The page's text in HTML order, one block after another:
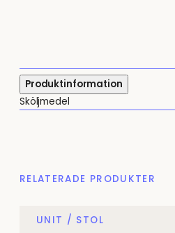
Produktinformation
Sköljmedel
RELATERADE PRODUKTER
UNIT / STOL